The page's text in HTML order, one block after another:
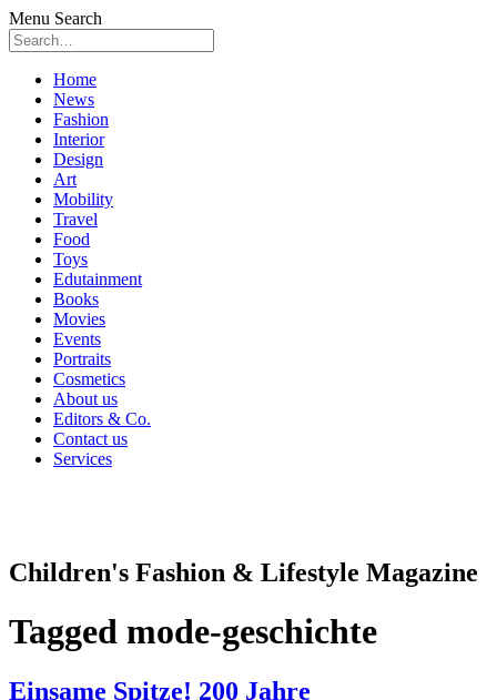
Menu Search
Skip
content
Home
News
Fashion
Interior
Design
Art
Mobility
Travel
Food
Toys
Edutainment
Books
Movies
Events
Portraits
Cosmetics
About us
Editors & Co.
Contact us
Services
Children's Fashion & Lifestyle Magazine
Tagged mode-geschichte
Einsame Spitze! 200 Jahre